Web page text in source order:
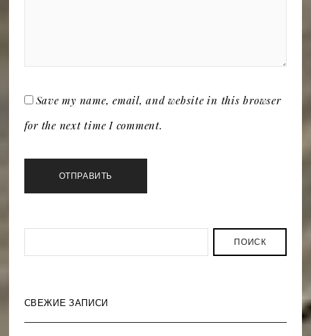
Save my name, email, and website in this browser
for the next time I comment.
ПОИСК
СВЕЖИЕ ЗАПИСИ